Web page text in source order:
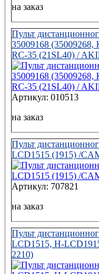
на заказ
Пульт
35009168
RC-35 (21SL40) /
Артикул: 010513
на заказ
Пульт
LCD1515 (1915) /
Артикул: 707821
на заказ
Пульт
LCD1515, H-
2210)